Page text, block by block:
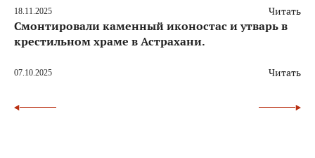
18.11.2025 Читать
Смонтировали каменный иконостас и утварь в
крестильном храме в Астрахани.
07.10.2025 Читать